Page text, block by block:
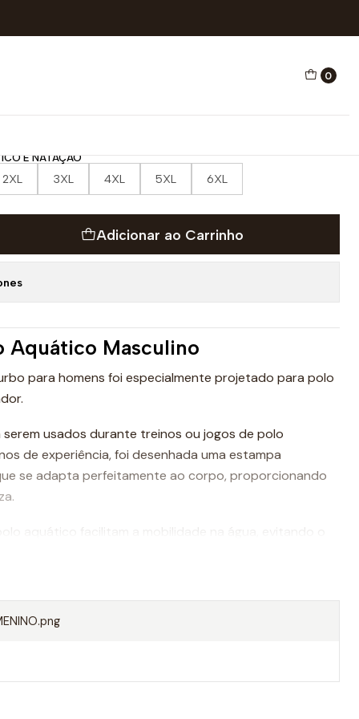
0
NATAÇÃO GORILLA
E NATAÇÃO
E NATAÇÃO
2XL 3XL 4XL 5XL 6XL
Adicionar ao Carrinho
Aquático Masculino
para homens foi especialmente projetado para polo
usados durante treinos ou jogos de polo
de experiência, foi desenhada uma estampa
se adapta perfeitamente ao corpo, proporcionando
aquático facilitam a mobilidade na água, evitando o
movimento mais rápido ao nadar.
são da melhor qualidade, sempre utilizando
calção masculino Turbo polo